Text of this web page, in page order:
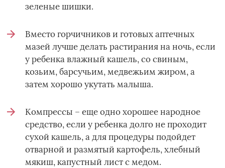
зеленые шишки.
Вместо горчичников и готовых аптечных
мазей лучше делать растирания на ночь, если
у ребенка влажный кашель, со свиным,
козьим, барсучьим, медвежьим жиром, а
затем хорошо укутать малыша.
Компрессы – еще одно хорошее народное
средство, если у ребенка долго не проходит
сухой кашель, а для процедуры подойдет
отварной и размятый картофель, хлебный
мякиш, капустный лист с медом.